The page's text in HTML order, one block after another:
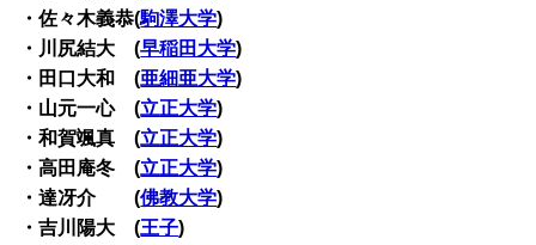
・佐々木義恭(駒澤大学)
・川尻結大 (早稲田大学)
・田口大和 (亜細亜大学)
・山元一心 (立正大学)
・和賀颯真 (立正大学)
・高田庵冬 (立正大学)
・達冴介 (佛教大学)
・吉川陽大 (王子)